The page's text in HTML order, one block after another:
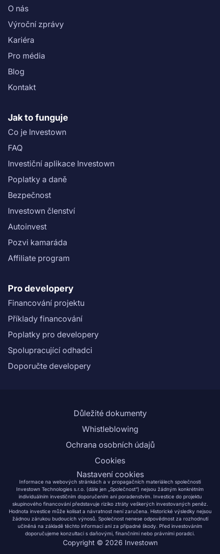
O nás
Výroční zprávy
Kariéra
Pro média
Blog
Kontakt
Jak to funguje
Co je Investown
FAQ
Investiční aplikace Investown
Poplatky a daně
Bezpečnost
Investown členství
Autoinvest
Pozvi kamaráda
Affiliate program
Pro developery
Financování projektu
Příklady financování
Poplatky pro developery
Spolupracující odhadci
Doporučte developery
Důležité dokumenty
Whistleblowing
Ochrana osobních údajů
Cookies
Nastavení cookies
Informace na webových stránkách a v propagačních materiálech společnosti
Investown Technologies s.r.o. (dále jen „Společnost“) nejsou žádným konkrétním
individuálním investičním doporučením ani poradenstvím. Investice do projektu
skupinového financování představuje riziko ztráty veškerých investovaných peněz.
Hodnota investice může kolísat a návratnost není zaručena. Historické výsledky nejsou
žádnou zárukou budoucích výnosů. Společnost nenese odpovědnost za rozhodnutí
učiněná na základě těchto informací ani za případné škody. Před investováním
doporučujeme konzultaci s daňovými, finančními nebo právními poradci.
Copyright © 2026 Investown